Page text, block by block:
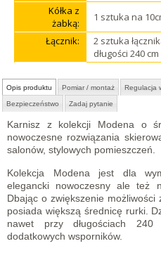
Kółka z
żabką:
1 sztuka na
Łącznik:
2 sztuka
długości 240 cm
Opis produktu Pomiar / montaż Regulacja
Bezpieczeństwo Zadaj pytanie
Karnisz z kolekcji Modena o
nowoczesne rozwiązania
salonów, stylowych pomieszczeń.
Kolekcja Modena jest dla
elegancki nowoczesny ale też
Dbając o zwiększenie
posiada większą średnicę rurki.
nawet przy długościach
dodatkowych wsporników.